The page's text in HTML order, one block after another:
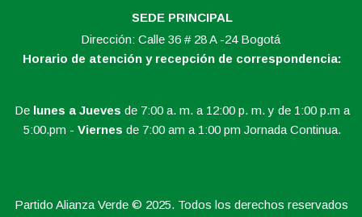
SEDE PRINCIPAL
Dirección: Calle 36 # 28 A -24 Bogotá
Horario de atención y recepción de correspondencia:
De lunes a Jueves de 7:00 a. m. a 12:00 p. m. y de 1:00 p.m a
5:00.pm - Viernes de 7:00 am a 1:00 pm Jornada Continua.
Partido Alianza Verde © 2025. Todos los derechos reservados